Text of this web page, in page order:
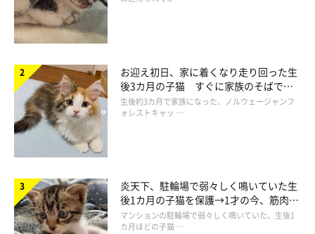
お迎え初日、家に着くなり走り回った生
後3カ月の子猫 すぐに家族のそばで落
ち着く姿に「迎えてよかった」
生後約3カ月で家族になった、ノルウェージャンフ
ォレストキャッ …
炎天下、駐輪場で弱々しく鳴いていた生
後1カ月の子猫を保護→1才の今、筋肉質
でツンデレなコに成長
マンションの駐輪場で弱々しく鳴いていた、生後1
カ月ほどの子猫 …